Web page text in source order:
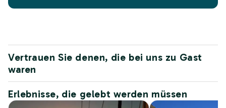
Vertrauen Sie denen, die bei uns zu Gast
waren
Erlebnisse, die gelebt werden müssen